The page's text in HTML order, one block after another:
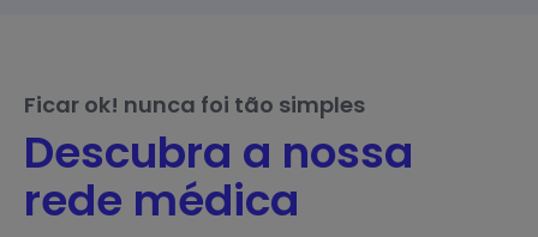
Ficar ok! nunca foi tão simples
Descubra a nossa
rede médica